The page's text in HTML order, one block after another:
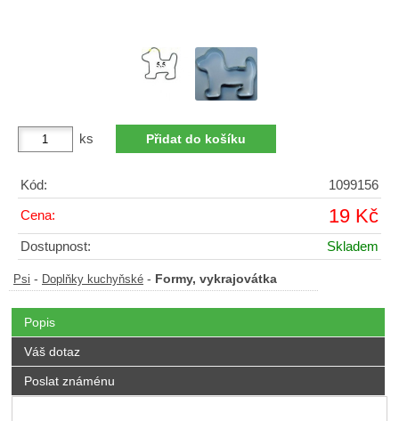
ks
Kód: 1099156
Cena: 19 Kč
Dostupnost: Skladem
Psi - Doplňky kuchyňské - Formy, vykrajovátka
Popis
Váš dotaz
Poslat známénu